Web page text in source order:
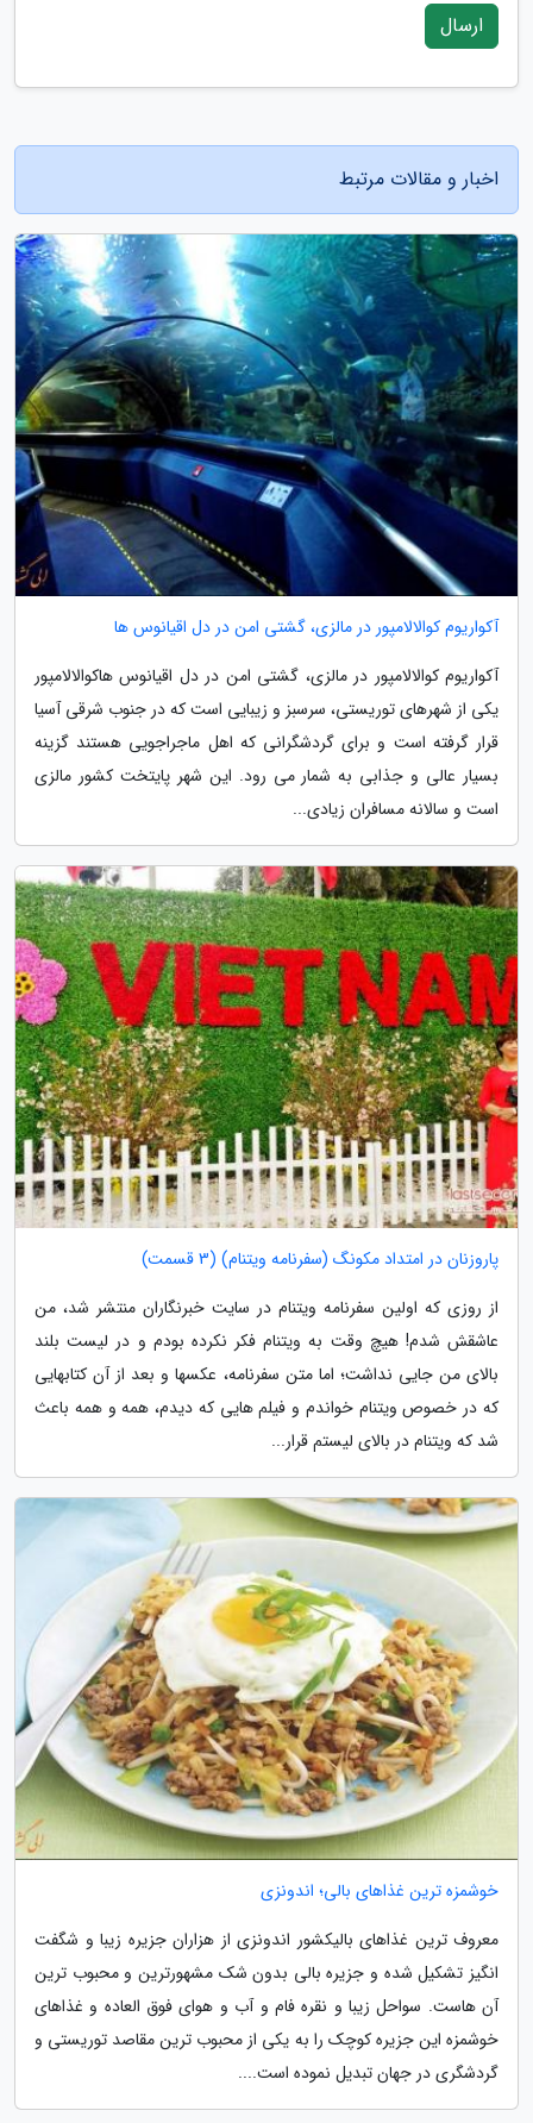
ارسال
اخبار و مقالات مرتبط
آکواریوم کوالالامپور در مالزی، گشتی امن در دل اقیانوس ها
آکواریوم کوالالامپور در مالزی، گشتی امن در دل اقیانوس هاکوالالامپور
یکی از شهرهای توریستی، سرسبز و زیبایی است که در جنوب شرقی آسیا
قرار گرفته است و برای گردشگرانی که اهل ماجراجویی هستند گزینه
بسیار عالی و جذابی به شمار می رود. این شهر پایتخت کشور مالزی
است و سالانه مسافران زیادی...
پاروزنان در امتداد مکونگ (سفرنامه ویتنام) (3 قسمت)
از روزی که اولین سفرنامه ویتنام در سایت خبرنگاران منتشر شد، من
عاشقش شدم! هیچ وقت به ویتنام فکر نکرده بودم و در لیست بلند
بالای من جایی نداشت؛ اما متن سفرنامه، عکسها و بعد از آن کتابهایی
که در خصوص ویتنام خواندم و فیلم هایی که دیدم، همه و همه باعث
شد که ویتنام در بالای لیستم قرار...
خوشمزه ترین غذاهای بالی؛ اندونزی
معروف ترین غذاهای بالیکشور اندونزی از هزاران جزیره زیبا و شگفت
انگیز تشکیل شده و جزیره بالی بدون شک مشهورترین و محبوب ترین
آن هاست. سواحل زیبا و نقره فام و آب و هوای فوق العاده و غذاهای
خوشمزه این جزیره کوچک را به یکی از محبوب ترین مقاصد توریستی و
گردشگری در جهان تبدیل نموده است....